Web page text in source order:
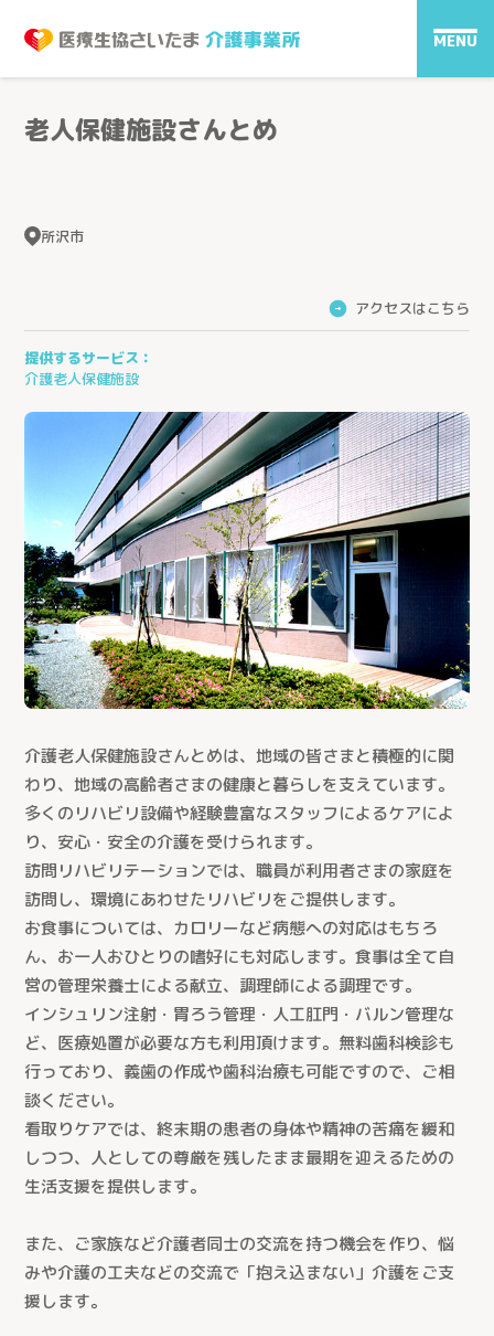
MENU
老人保健施設さんとめ
所沢市
→ アクセスはこちら
提供するサービス：
介護老人保健施設
介護老人保健施設さんとめは、地域の皆さまと積極的に関
わり、地域の高齢者さまの健康と暮らしを支えています。
多くのリハビリ設備や経験豊富なスタッフによるケアによ
り、安心・安全の介護を受けられます。
訪問リハビリテーションでは、職員が利用者さまの家庭を
訪問し、環境にあわせたリハビリをご提供します。
お食事については、カロリーなど病態への対応はもちろ
ん、お一人おひとりの嗜好にも対応します。食事は全て自
営の管理栄養士による献立、調理師による調理です。
インシュリン注射・胃ろう管理・人工肛門・バルン管理な
ど、医療処置が必要な方も利用頂けます。無料歯科検診も
行っており、義歯の作成や歯科治療も可能ですので、ご相
談ください。
看取りケアでは、終末期の患者の身体や精神の苦痛を緩和
しつつ、人としての尊厳を残したまま最期を迎えるための
生活支援を提供します。
また、ご家族など介護者同士の交流を持つ機会を作り、悩
みや介護の工夫などの交流で「抱え込まない」介護をご支
援します。